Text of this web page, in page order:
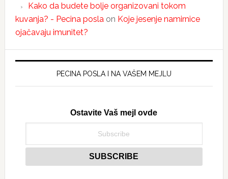
Kako da budete bolje organizovani tokom
kuvanja? - Pecina poslaon Koje jesenje namirnice
ojačavaju imunitet?
PECINA POSLA I NA VAŠEM MEJLU
Ostavite Vaš mejl ovde